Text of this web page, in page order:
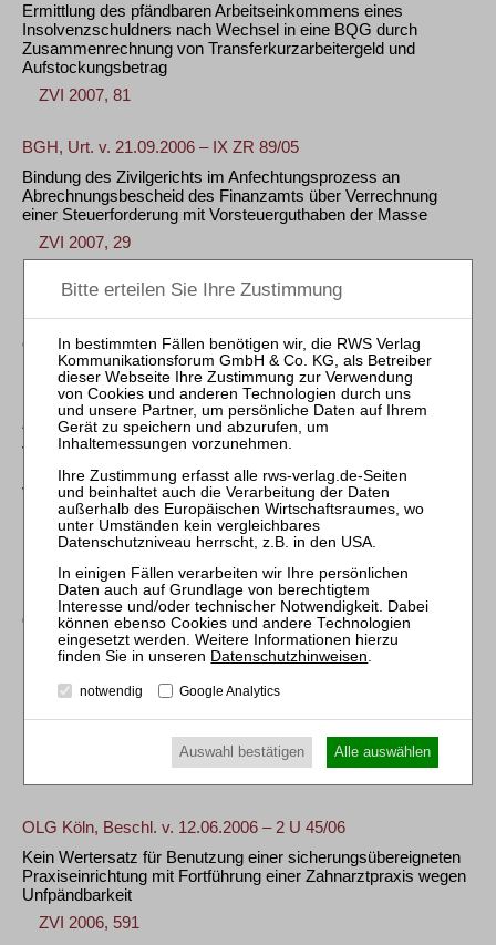
Ermittlung des pfändbaren Arbeitseinkommens eines
Insolvenzschuldners nach Wechsel in eine BQG durch
Zusammenrechnung von Transferkurzarbeitergeld und
Aufstockungsbetrag
ZVI 2007, 81
BGH, Urt. v. 21.09.2006 – IX ZR 89/05
Bindung des Zivilgerichts im Anfechtungsprozess an
Abrechnungsbescheid des Finanzamts über Verrechnung
einer Steuerforderung mit Vorsteuerguthaben der Masse
ZVI 2007, 29
LG Kleve, Beschl. v. 24.10.2006 – 4 T 330/06
Keine Versagung der Restschuldbefreiung bei Berichtigung
einer Falschangabe vor Insolvenzeröffnung („Bäcker-Citroën“)
ZVI 2007, 33
AG Offenburg, Beschl. v. 15.09.2006 – 2 IK 16/03
Versagung der Restschuldbefreiung bei Nicht-Mitteilung von
Provisionseinnahmen gegenüber Treuhänder trotz Stornorisiko
von über 90 %.
ZVI 2007, 34
BGH, Urt. v. 21.09.2006 – IX ZR 235/04
Entstehung eines schuldrechtlichen Rückgewähranspruchs
durch Insolvenzanfechtung
ZVI 2006, 582
BGH, Urt. v. 06.07.2006 – IX ZR 121/05
OLG Köln, Beschl. v. 12.06.2006 – 2 U 45/06
Kein Wertersatz für Benutzung einer sicherungsübereigneten
Praxiseinrichtung mit Fortführung einer Zahnarztpraxis wegen
Unfpändbarkeit
ZVI 2006, 591
Datenschutzhinweisen.
notwendig Google Analytics
Auswahl bestätigen Alle auswählen